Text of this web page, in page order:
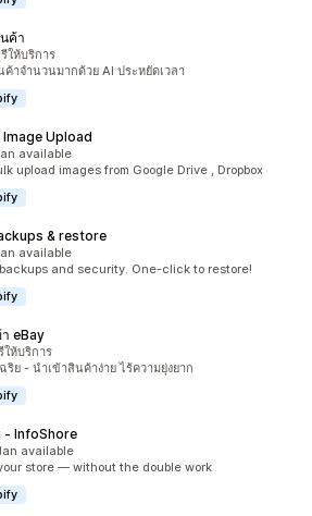
ค้า
ให้บริการ
าจำนวนมากด้วย AI ประหยัดเวลา
Image Upload
available
upload images from Google Drive , Dropbox
& restore
available
and security. One-click to restore!
eBay
ห้บริการ
ย - นำเข้าสินค้าง่าย ไร้ความยุ่งยาก
InfoShore
available
store — without the double work